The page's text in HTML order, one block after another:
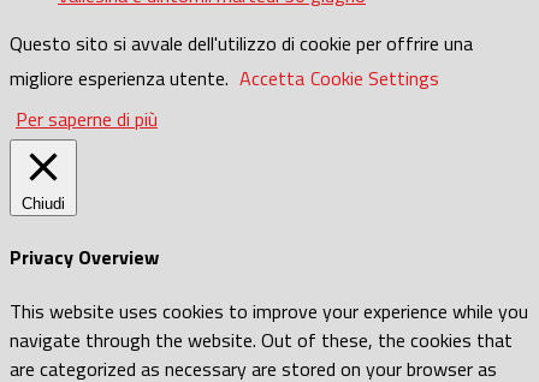
Questo sito si avvale dell'utilizzo di cookie per offrire una
migliore esperienza utente. Accetta Cookie Settings
Per saperne di più
Chiudi
Privacy Overview
This website uses cookies to improve your experience while you
navigate through the website. Out of these, the cookies that
are categorized as necessary are stored on your browser as